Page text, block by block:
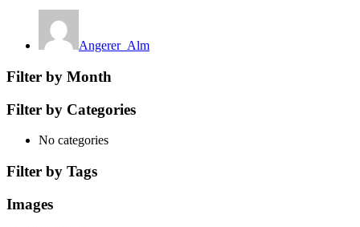
Angerer_Alm
Filter by Month
Filter by Categories
No categories
Filter by Tags
Images